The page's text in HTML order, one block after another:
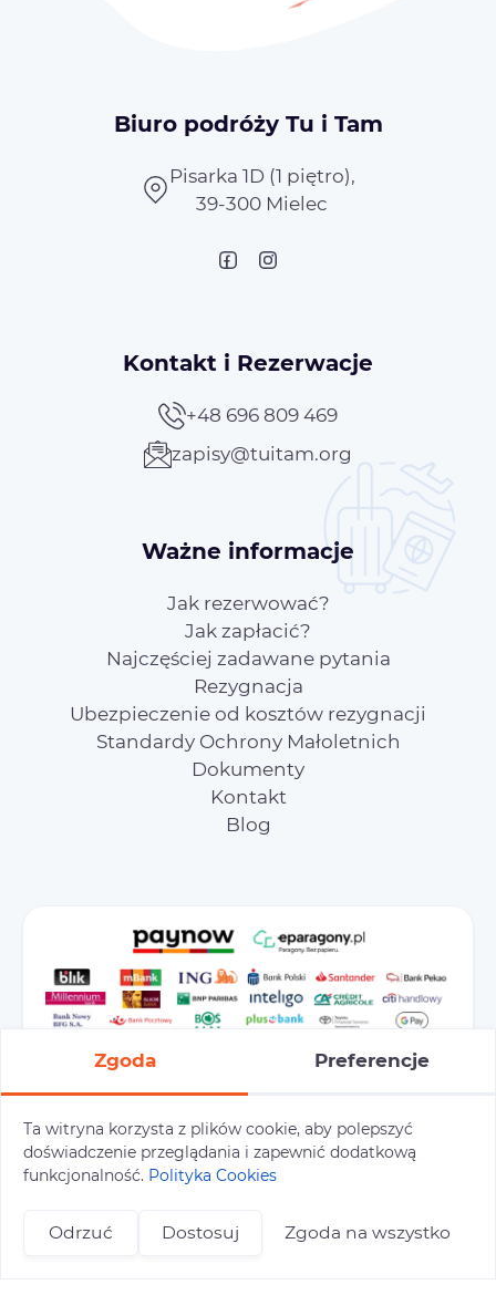
Biuro podróży Tu i Tam
Pisarka 1D (1 piętro),
39-300 Mielec
Kontakt i Rezerwacje
+48 696 809 469
zapisy@tuitam.org
Ważne informacje
Jak rezerwować?
Jak zapłacić?
Najczęściej zadawane pytania
Rezygnacja
Ubezpieczenie od kosztów rezygnacji
Standardy Ochrony Małoletnich
Dokumenty
Kontakt
Blog
Preferencje cookies Polityka prywatności
Polityka cookies
Zgoda Preferencje
Ta witryna korzysta z plików cookie, aby polepszyć
doświadczenie przeglądania i zapewnić dodatkową
funkcjonalność. Polityka Cookies
Odrzuć Dostosuj Zgoda na wszystko